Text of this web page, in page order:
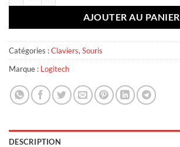
AJOUTER AU PANIER
Catégories :Claviers, Souris
Marque : Logitech
DESCRIPTION